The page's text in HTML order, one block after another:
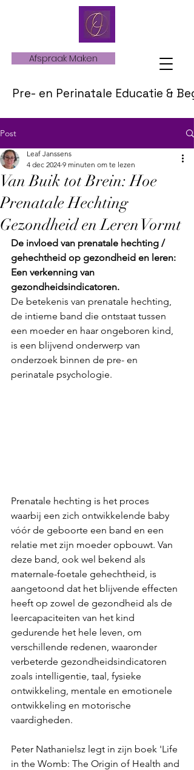
Afspraak Maken
Pre- en Perinatale Educatie &
Post
Van Buik tot Brein: Hoe
Prenatale Hechting
Gezondheid en Leren Vormt
Leaf Janssens
4 dec 2024 9 minuten om te lezen
De invloed van prenatale hechting /
gehechtheid op gezondheid en leren:
Een verkenning van
gezondheidsindicatoren.
De betekenis van prenatale hechting,
de intieme band die ontstaat tussen
een moeder en haar ongeboren kind,
is een blijvend onderwerp van
onderzoek binnen de pre- en
perinatale psychologie.
Prenatale hechting is het proces
waarbij een zich ontwikkelende baby
vóór de geboorte een band en een
relatie met zijn moeder opbouwt. Van
deze band, ook wel bekend als
maternale-foetale gehechtheid, is
aangetoond dat het blijvende effecten
heeft op zowel de gezondheid als de
leercapaciteiten van het kind
gedurende het hele leven, om
verschillende redenen, waaronder
verbeterde gezondheidsindicatoren
zoals intelligentie, taal, fysieke
ontwikkeling, mentale en emotionele
ontwikkeling en motorische
vaardigheden.
Peter Nathanielsz legt in zijn boek 'Life
in the Womb: The Origin of Health and